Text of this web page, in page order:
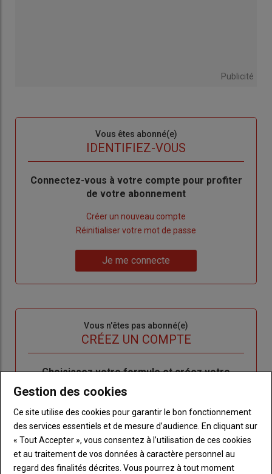
Publicité
Vous êtes abonné(e)
IDENTIFIEZ-VOUS
Body
Connectez-vous à votre compte pour profiter
de votre abonnement
Créer un nouveau compte
de
Réinitialiser votre mot de passe
me
Je me connecte
Vous n'êtes pas abonné(e)
CRÉEZ UN COMPTE
BodyChoisissez votre formule et créez votre
compte pour accéder à tout l'Agri53.
Lien Créez un compte
Gestion des cookies
Ce site utilise des cookies pour garantir le bon fonctionnement
des services essentiels et de mesure d’audience. En cliquant sur
« Tout Accepter », vous consentez à l’utilisation de ces cookies
et au traitement de vos données à caractère personnel au
regard des finalités décrites. Vous pourrez à tout moment